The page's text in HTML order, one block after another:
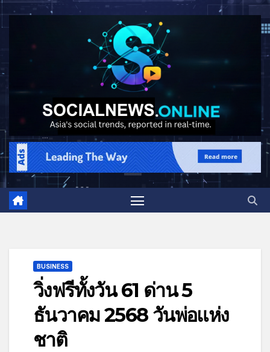
BUSINESS
วิ่งฟรีทั้งวัน 61 ด่าน 5
ธันวาคม 2568 วันพ่อแห่ง
ชาติ